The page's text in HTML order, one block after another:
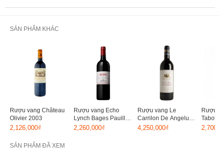
SẢN PHẨM KHÁC
Rượu vang Château
Olivier 2003
2,126,000₫
Rượu vang Echo
Lynch Bages Pauillac
2012
2,260,000₫
Rượu vang Le
Carrilon De Angelus
2010
4,250,000₫
Rượu
Tabot
SẢN PHẨM ĐÃ XEM